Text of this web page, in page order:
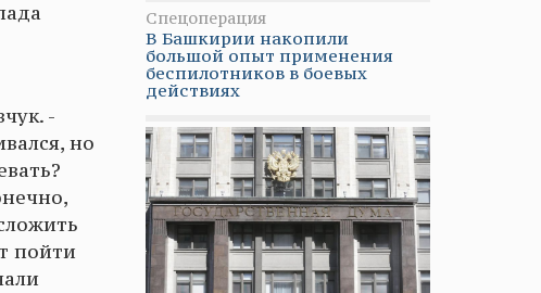
-
но
пойти
Спецоперация
В Башкирии накопили
большой опыт применения
беспилотников в боевых
действиях